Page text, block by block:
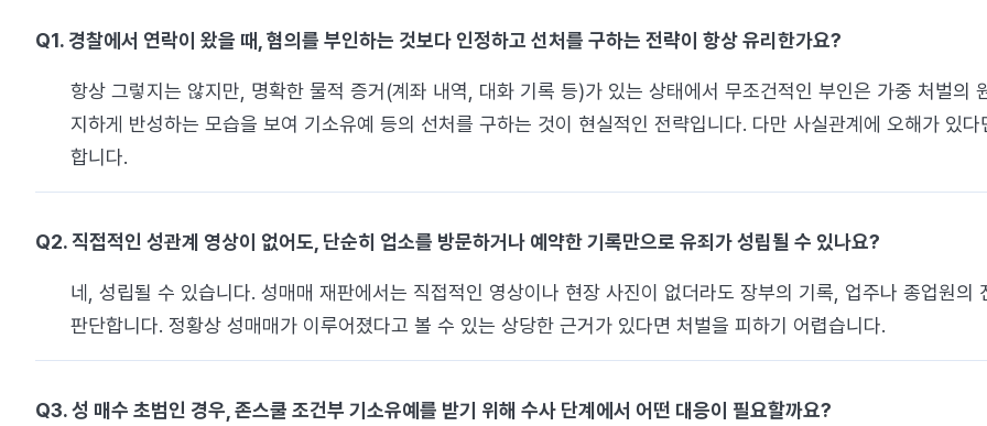
Q1. 경찰에서 연락이 왔을 때, 혐의를 부인하는 것보다 인정하고 선처를 구하는 전략이 항상 유리한가요?
항상 그렇지는 않지만, 명확한 물적 증거(계좌 내역, 대화 기록 등)가 있는 상태에서 무조건적인 부인은 가중 처벌의
지하게 반성하는 모습을 보여 기소유예 등의 선처를 구하는 것이 현실적인 전략입니다. 다만 사실관계에 오해가 있
합니다.
Q2. 직접적인 성관계 영상이 없어도, 단순히 업소를 방문하거나 예약한 기록만으로 유죄가 성립될 수 있나요?
네, 성립될 수 있습니다. 성매매 재판에서는 직접적인 영상이나 현장 사진이 없더라도 장부의 기록, 업주나 종업원
판단합니다. 정황상 성매매가 이루어졌다고 볼 수 있는 상당한 근거가 있다면 처벌을 피하기 어렵습니다.
Q3. 성 매수 초범인 경우, 존스쿨 조건부 기소유예를 받기 위해 수사 단계에서 어떤 대응이 필요할까요?